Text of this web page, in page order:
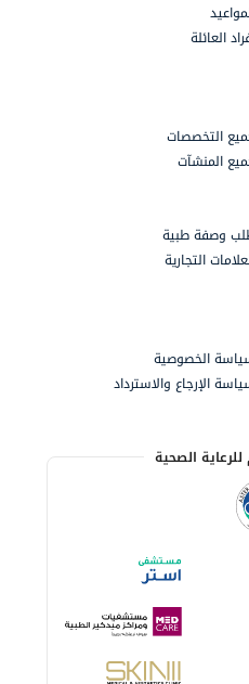
العائلة
التخصصات
المنشآت
وصفة طبية
التجارية
الخصوصية
الإرجاع والاسترداد
الصحية